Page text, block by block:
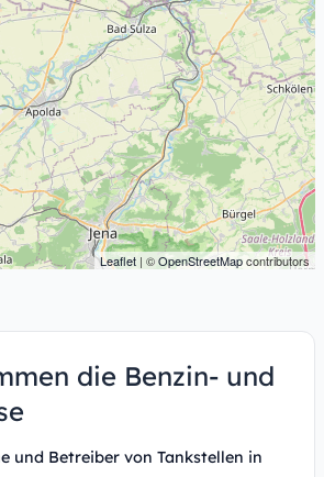
Leaflet | ©OpenStreetMapcontributors
die Benzin- und
und Betreiber von Tankstellen in